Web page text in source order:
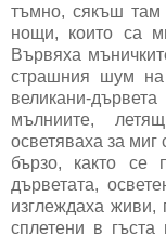
тъмно, сякъш там
нощи, които са
Вървяха
страшния шум на
великани-
мълниите,
осветяваха за миг
бързо, както се
дърветата,
изглеждаха живи,
сплетени в